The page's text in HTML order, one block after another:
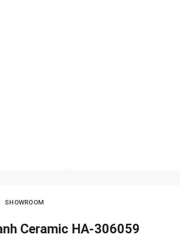
SHOWROOM
Ceramic HA-306059